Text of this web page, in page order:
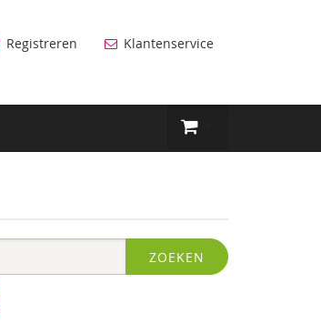
Registreren Klantenservice
ZOEKEN